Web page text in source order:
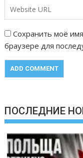
Сохранить моё
браузере для
ПОСЛЕДНИЕ